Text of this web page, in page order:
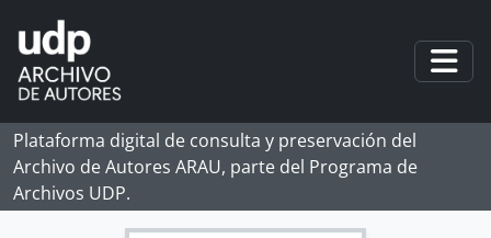
Skip to main content
Plataforma digital de consulta y preservación del
Archivo de Autores ARAU, parte del Programa de
Archivos UDP.